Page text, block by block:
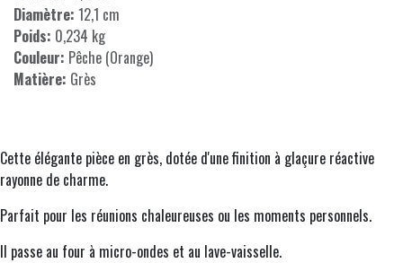
Diamètre: 12,1 cm
Poids: 0,234 kg
Couleur: Pêche (Orange)
Matière: Grès
Cette élégante pièce en grès, dotée d'une finition à glaçure réactive
rayonne de charme.
Parfait pour les réunions chaleureuses ou les moments personnels.
Il passe au four à micro-ondes et au lave-vaisselle.